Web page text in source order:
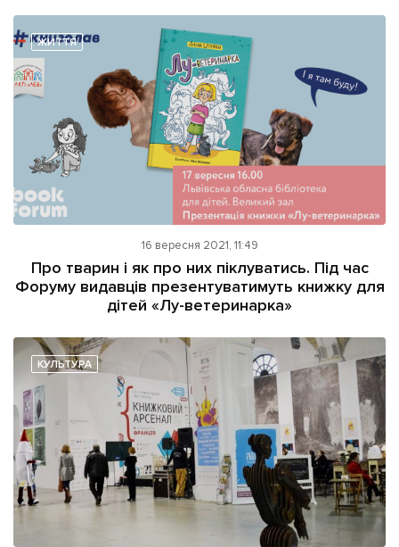
ЖИТТЯ
16 вересня 2021, 11:49
Про тварин і як про них піклуватись. Під час
Форуму видавців презентуватимуть книжку для
дітей «Лу-ветеринарка»
КУЛЬТУРА